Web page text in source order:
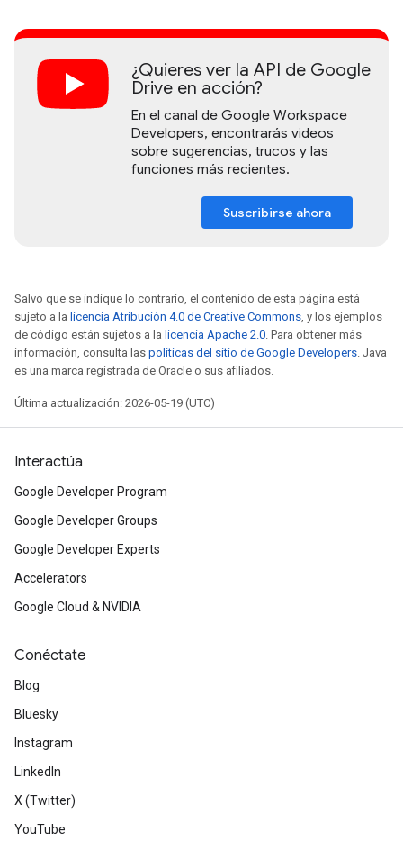
¿Quieres ver la API de Google
Drive en acción?
En el canal de Google Workspace
Developers, encontrarás videos
sobre sugerencias, trucos y las
funciones más recientes.
Suscribirse ahora
Salvo que se indique lo contrario, el contenido de esta página está
sujeto a la licencia Atribución 4.0 de Creative Commons , y los ejemplos
de código están sujetos a la licencia Apache 2.0 . Para obtener más
información, consulta las políticas del sitio de Google Developers . Java
es una marca registrada de Oracle o sus afiliados.
Última actualización: 2026-05-19 (UTC)
Interactúa
Google Developer Program
Google Developer Groups
Google Developer Experts
Accelerators
Google Cloud & NVIDIA
Conéctate
Blog
Bluesky
Instagram
LinkedIn
X (Twitter)
YouTube